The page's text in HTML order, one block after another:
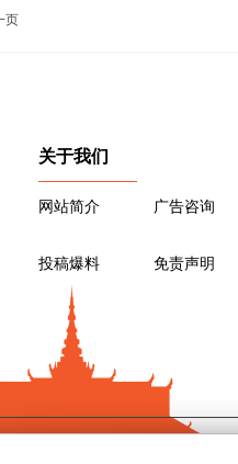
页
关于我们
网站简介 广告咨询
投稿爆料 免责声明